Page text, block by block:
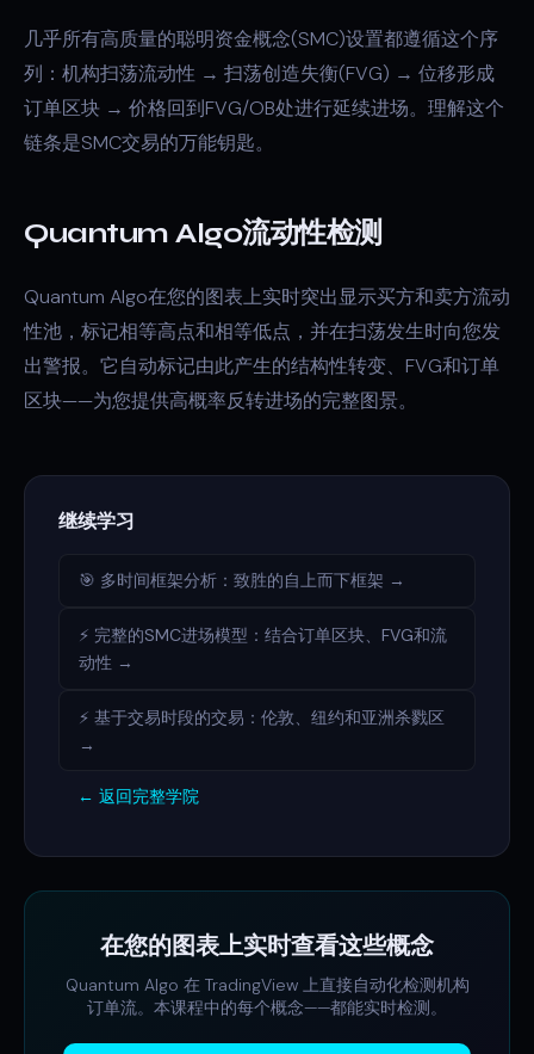
几乎所有高质量的聪明资金概念(SMC)设置都遵循这个序
列：机构扫荡流动性 → 扫荡创造失衡(FVG) → 位移形成
订单区块 → 价格回到FVG/OB处进行延续进场。理解这个
链条是SMC交易的万能钥匙。
Quantum Algo流动性检测
Quantum Algo在您的图表上实时突出显示买方和卖方流动
性池，标记相等高点和相等低点，并在扫荡发生时向您发
出警报。它自动标记由此产生的结构性转变、FVG和订单
区块——为您提供高概率反转进场的完整图景。
继续学习
🎯 多时间框架分析：致胜的自上而下框架 →
⚡ 完整的SMC进场模型：结合订单区块、FVG和流
动性 →
⚡ 基于交易时段的交易：伦敦、纽约和亚洲杀戮区
→
← 返回完整学院
在您的图表上实时查看这些概念
Quantum Algo 在 TradingView 上直接自动化检测机构
订单流。本课程中的每个概念——都能实时检测。